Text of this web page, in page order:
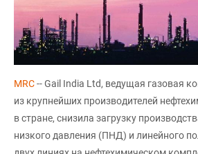
MRC-- Gail India Ltd, ведущая газовая
из крупнейших производителей
в стране, снизила загрузку
низкого давления (ПНД) и линейного